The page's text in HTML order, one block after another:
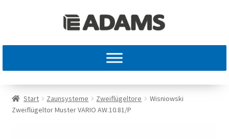
Start Zaunsysteme Zweiflügeltore
Wisniowski
Zweiflügeltor Muster VARIO AW.10.81/P